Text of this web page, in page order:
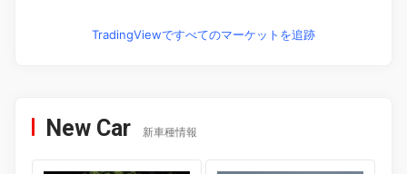
TradingViewですべてのマーケットを追跡
New Car 新車種情報